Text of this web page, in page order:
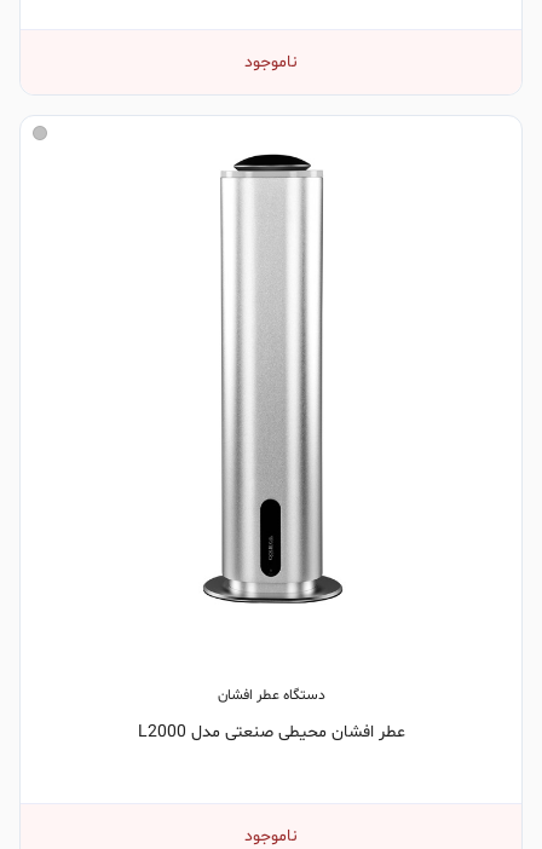
ناموجود
دستگاه عطر افشان
عطر افشان محیطی صنعتی مدل L2000
ناموجود